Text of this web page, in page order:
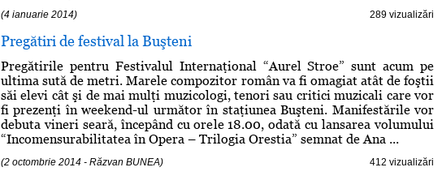
(4 ianuarie 2014) 289 vizualizări
Pregătiri de festival la Buşteni
Pregătirile pentru Festivalul Internaţional “Aurel Stroe” sunt acum pe
ultima sută de metri. Marele compozitor român va fi omagiat atât de foştii
săi elevi cât şi de mai mulţi muzicologi, tenori sau critici muzicali care vor
fi prezenţi în weekend-ul următor în staţiunea Buşteni. Manifestările vor
debuta vineri seară, începând cu orele 18.00, odată cu lansarea volumului
“Incomensurabilitatea în Opera – Trilogia Orestia” semnat de Ana ...
(2 octombrie 2014 - Răzvan BUNEA) 412 vizualizări